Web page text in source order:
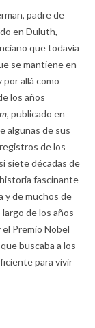
padre de
en Duluth,
que todavía
se mantiene en
allá como
los años
publicado en
algunas de sus
de los
siete décadas de
fascinante
y de muchos de
de los años
el Premio Nobel
buscaba a los
para vivir